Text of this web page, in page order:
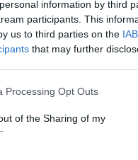
information by third
participants. This
us to third parties on the
that may further
Processing Opt Outs
of the Sharing of my